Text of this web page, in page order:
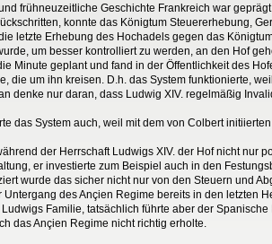
frühneuzeitliche Geschichte Frankreich war
konnte das Königtum Steuererhebung,
letzte Erhebung des Hochadels gegen das
um besser kontrolliert zu werden, an den Hof
Minute geplant und fand in der Öffentlichkeit des
die um ihn kreisen. D.h. das System funktionierte,
denke nur daran, dass Ludwig XIV. regelmäßig
das System auch, weil mit dem von Colbert
der Herrschaft Ludwigs XIV. der Hof nicht nur
er investierte zum Beispiel auch in den
wurde das sicher nicht nur von den Steuern und
Untergang des Ançien Regime bereits in den letzten
Familie, tatsächlich führte aber der
das Ançien Regime nicht richtig erholte.